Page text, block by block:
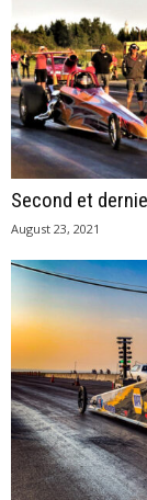
Second et
August 23, 2021